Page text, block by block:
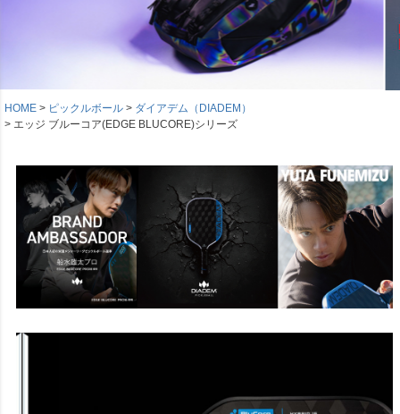
HOME ピックルボール
ダイアデム（DIADEM）
エッジ ブルーコア(EDGE BLUCORE)シリーズ